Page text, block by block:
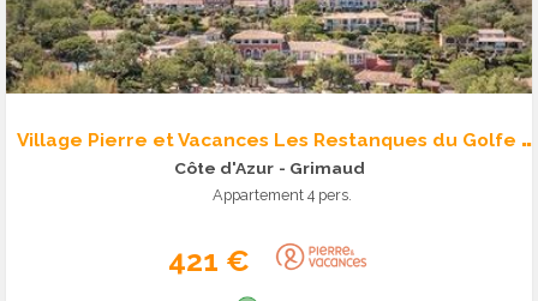
V
illage Pierre et Vacances Les Restanques du Golfe de St Tropez
Côte d'Azur - Grimaud
Appartement 4 pers.
421 €